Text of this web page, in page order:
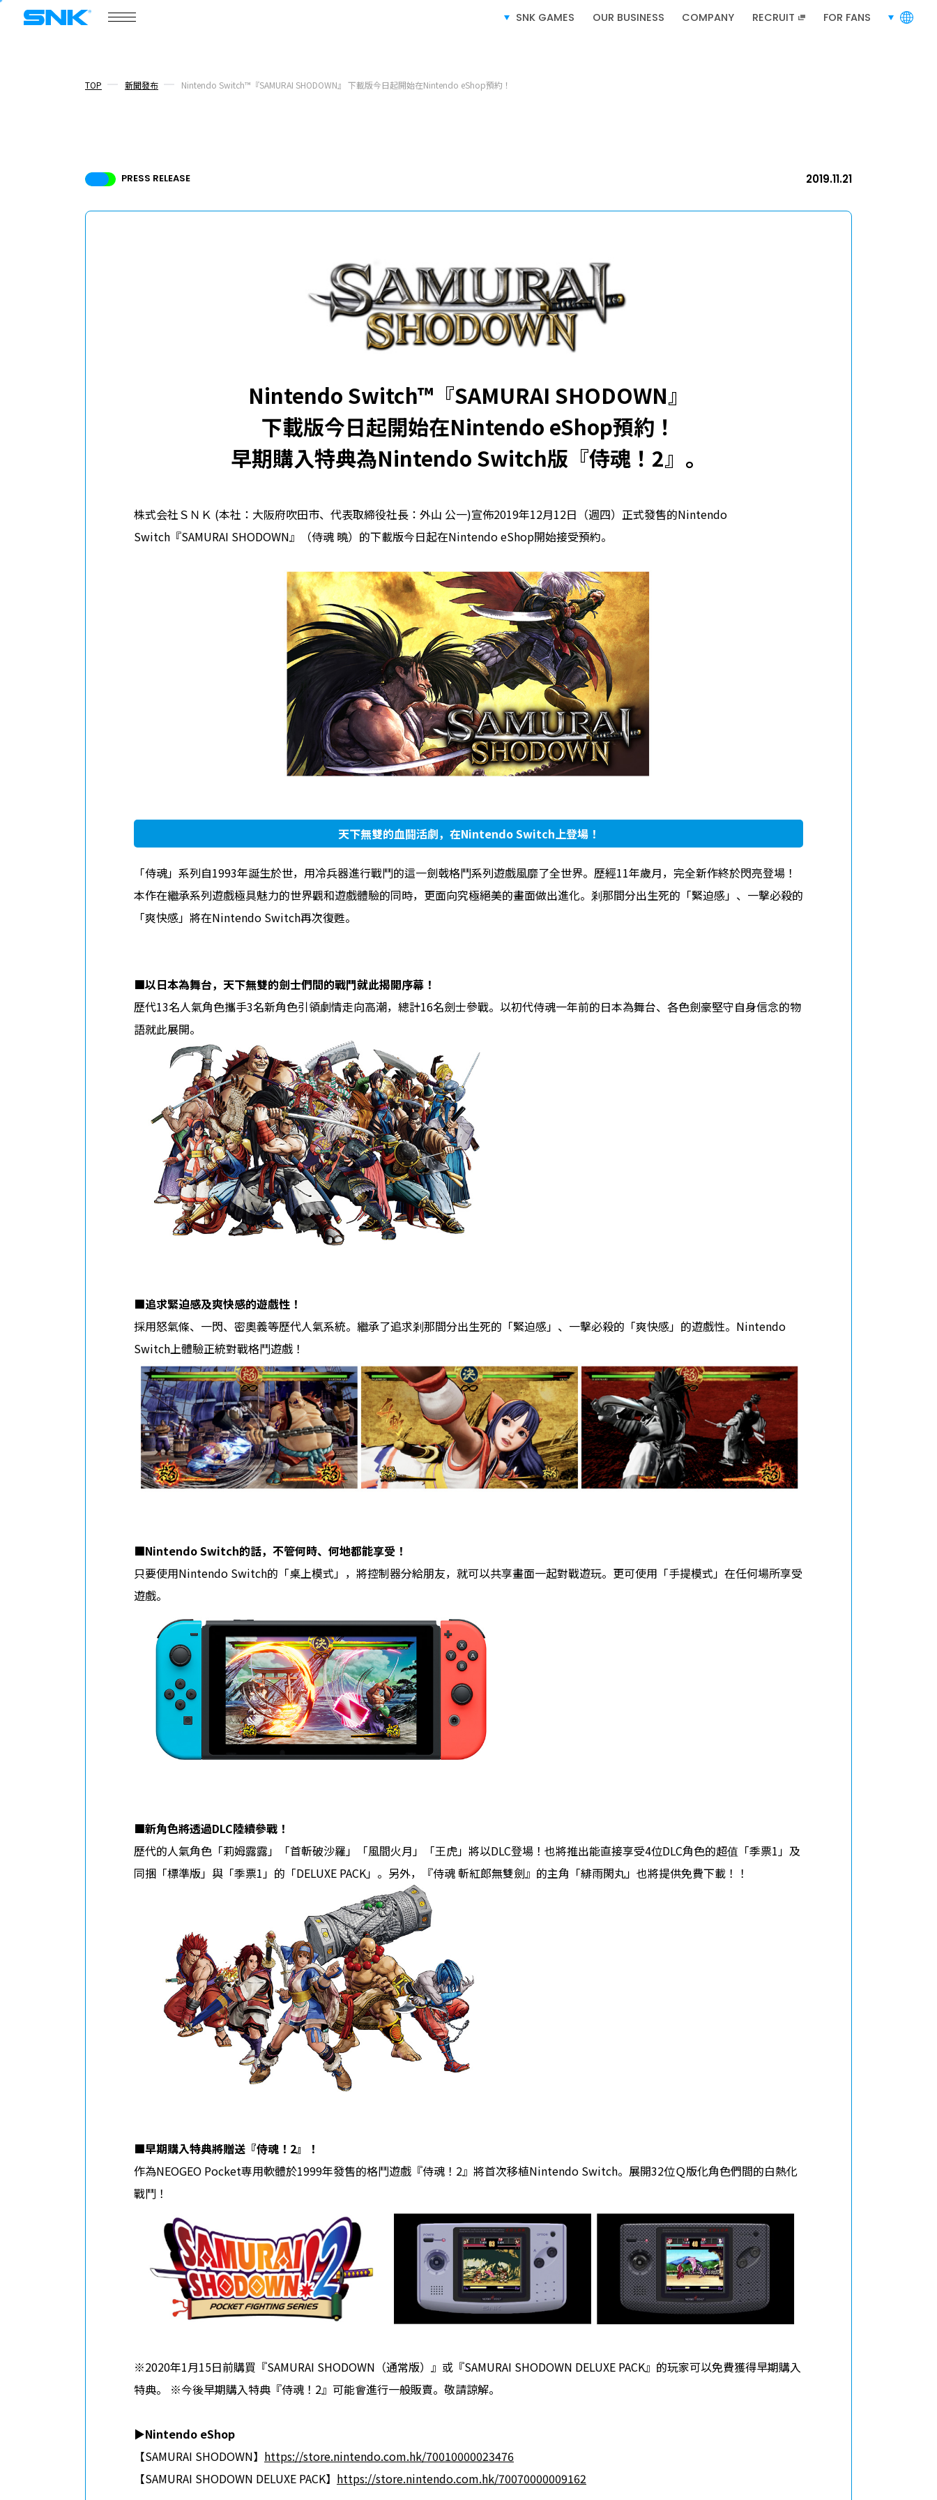
SNK GAMES OUR BUSINESS COMPANY RECRUIT FOR FANS languages
COMPANY
新聞發布
RECRUIT 招募資訊
TOP 新聞發布 Nintendo Switch™『SAMURAI SHODOWN』 下載版今日起開始在Nintendo eShop預約！
PRESS RELEASE 2019.11.21
Nintendo Switch™『SAMURAI SHODOWN』
下載版今日起開始在Nintendo eShop預約！
早期購入特典為Nintendo Switch版『侍魂！2』。
株式会社ＳＮＫ (本社：大阪府吹田市、代表取締役社長：外山 公一)宣佈2019年12月12日（週四）正式發售的Nintendo
Switch『SAMURAI SHODOWN』（侍魂 曉）的下載版今日起在Nintendo eShop開始接受預約。
天下無雙的血鬪活劇，在Nintendo Switch上登場！
「侍魂」系列自1993年誕生於世，用冷兵器進行戰鬥的這一劍戟格鬥系列遊戲風靡了全世界。歷經11年歲月，完全新作終於閃亮登場！
本作在繼承系列遊戲極具魅力的世界觀和遊戲體驗的同時，更面向究極絕美的畫面做出進化。剎那間分出生死的「緊迫感」、一擊必殺的
「爽快感」將在Nintendo Switch再次復甦。
■以日本為舞台，天下無雙的劍士們間的戰鬥就此揭開序幕！
歷代13名人氣角色攜手3名新角色引領劇情走向高潮，總計16名劍士參戰。以初代侍魂一年前的日本為舞台、各色劍豪堅守自身信念的物
語就此展開。
■追求緊迫感及爽快感的遊戲性！
採用怒氣條、一閃、密奧義等歷代人氣系統。繼承了追求剎那間分出生死的「緊迫感」、一擊必殺的「爽快感」的遊戲性。Nintendo
Switch上體驗正統對戰格鬥遊戲！
■Nintendo Switch的話，不管何時、何地都能享受！
只要使用Nintendo Switch的「桌上模式」，將控制器分給朋友，就可以共享畫面一起對戰遊玩。更可使用「手提模式」在任何場所享受
遊戲。
■新角色將透過DLC陸續參戰！
歷代的人氣角色「莉姆露露」「首斬破沙羅」「風間火月」「王虎」將以DLC登場！也將推出能直接享受4位DLC角色的超值「季票1」及
同捆「標準版」與「季票1」的「DELUXE PACK」。另外，『侍魂 斬紅郎無雙劍』的主角「緋雨閑丸」也將提供免費下載！！
■早期購入特典將贈送『侍魂！ 2』！
作為NEOGEO Pocket専用軟體於1999年發售的格鬥遊戲『侍魂！2』將首次移植Nintendo Switch。展開32位Ｑ版化角色們間的白熱化
戰鬥！
※2020年1月15日前購買『SAMURAI SHODOWN（通常版）』或『SAMURAI SHODOWN DELUXE PACK』的玩家可以免費獲得早期購入
特典。 ※今後早期購入特典『侍魂！2』可能會進行一般販賣。敬請諒解。
▶︎Nintendo eShop
【SAMURAI SHODOWN】 https://store.nintendo.com.hk/70010000023476
【SAMURAI SHODOWN DELUXE PACK】 https://store.nintendo.com.hk/70070000009162